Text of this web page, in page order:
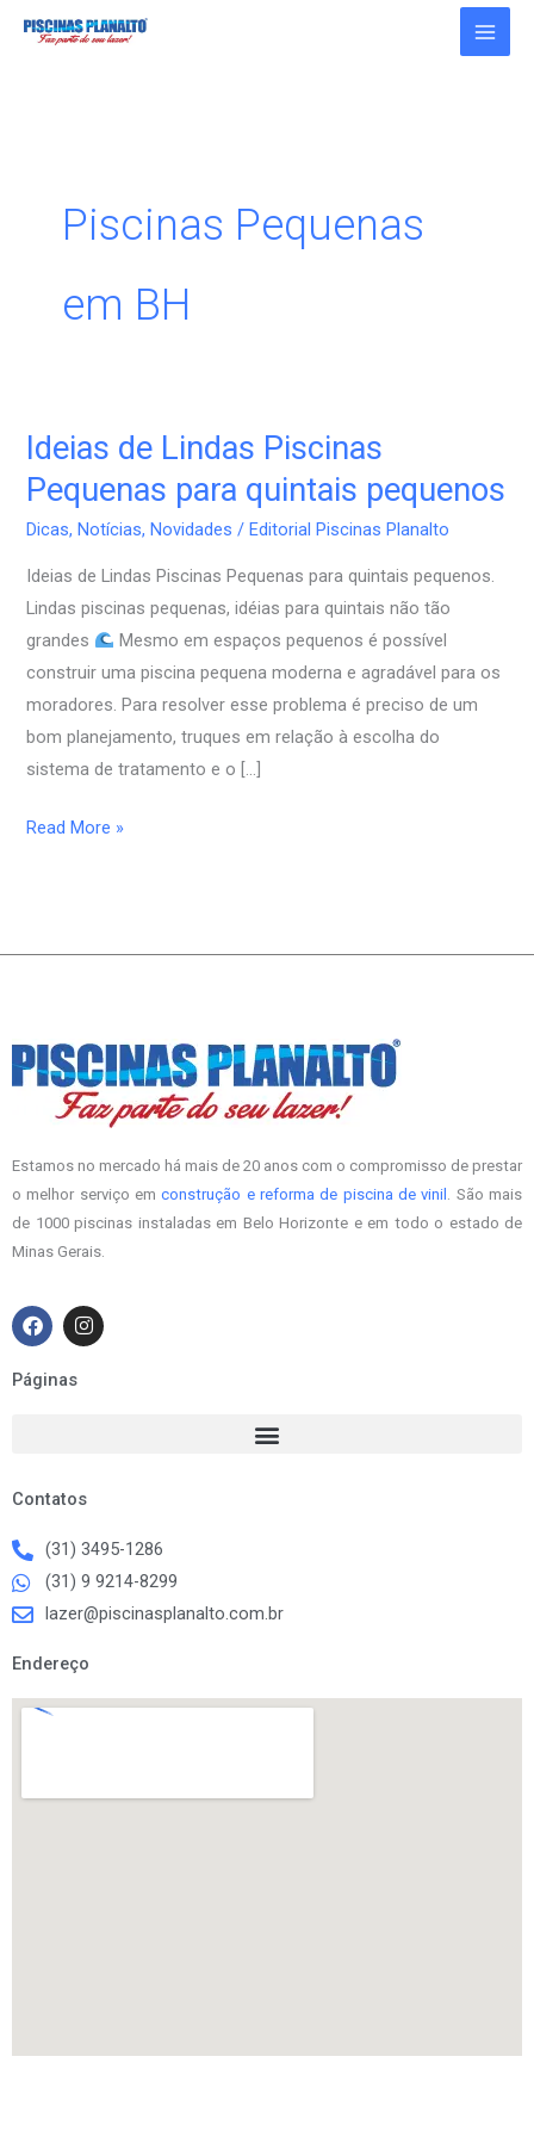
Piscinas Pequenas
em BH
Ideias de Lindas Piscinas
Pequenas para quintais pequenos
Dicas,Notícias,Novidades /Editorial Piscinas Planalto
Ideias de Lindas Piscinas Pequenas para quintais pequenos.
Lindas piscinas pequenas, idéias para quintais não tão
grandes
Mesmo em espaços pequenos é possível
construir uma piscina pequena moderna e agradável para os
moradores. Para resolver esse problema é preciso de um
bom planejamento, truques em relação à escolha do
sistema de tratamento e o […]
Ideias
de
Lindas
Piscinas
Pequenas
para
quintais
pequenos
Read More »
Estamos no mercado há mais de 20 anos com o compromisso de prestar
o melhor serviço emconstrução e reforma de piscina de vinil . São mais
de 1000 piscinas instaladas em Belo Horizonte e em todo o estado de
Minas Gerais.
F
a
c
e
b
I
n
s
Páginas
Contatos
(31) 3495-1286
(31) 9 9214-8299
lazer@piscinasplanalto.com.br
Endereço